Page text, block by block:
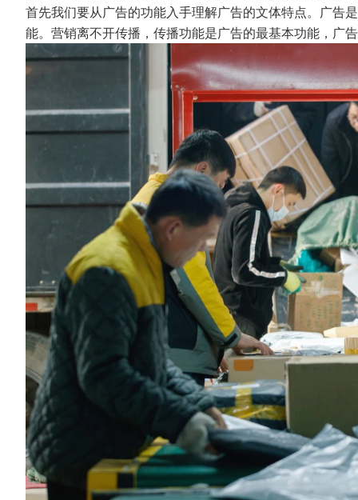
首先我们要从广告的功能入手理解广告的文体特点。广告
能。营销离不开传播，传播功能是广告的最基本功能，广